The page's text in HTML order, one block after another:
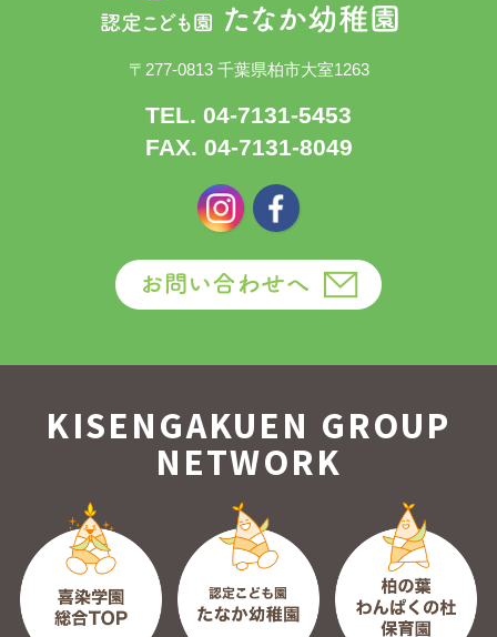
〒277-0813 千葉県柏市大室1263
TEL. 04-7131-5453
FAX. 04-7131-8049
KISENGAKUEN GROUP
NETWORK